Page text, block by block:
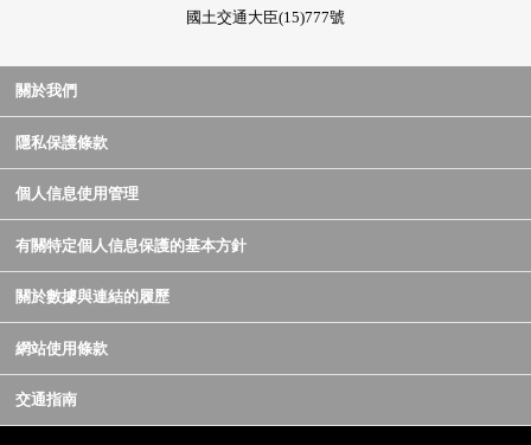
國土交通大臣(15)777號
關於我們
隱私保護條款
個人信息使用管理
有關特定個人信息保護的基本方針
關於數據與連結的履歷
網站使用條款
交通指南